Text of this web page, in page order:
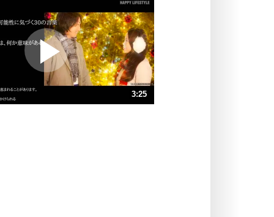
プラス思考
ポジティブになれない原因は、行動
しないから。
ポジティブ思考になる30の方法
ストレス対策
3:25